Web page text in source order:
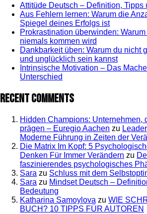
Attitüde Deutsch – Definition, Tipps
Aus Fehlern lernen: Warum die
Spiegel deines Erfolgs ist
Prokrastination überwinden:
niemals kommen wird
Dankbarkeit üben: Warum du nicht
und unglücklich sein kannst
Intrinsische Motivation – Das
Unterschied
Recent Comments
Hidden Champions: Unternehmen,
prägen – Euregio Aachen zu
Moderne Führung in Zeiten der
Die Matrix Im Kopf: 5
Denken Für Immer Verändern zu
faszinierendes psychologisches
Sara zu Schluss mit dem
Sara zu Mindset Deutsch –
Bedeutung
Katharina Samoylova zu WIE
BUCH? 10 TIPPS FÜR AUTOREN